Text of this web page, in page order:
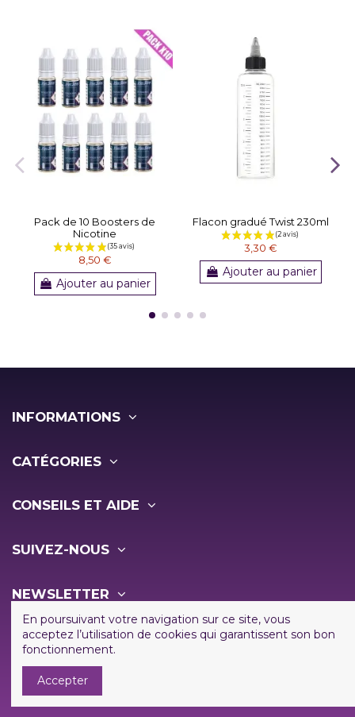
Pack de 10 Boosters de
Nicotine
8,50 €
Ajouter au panier
Flacon gradué Twist 230ml
3,30 €
Ajouter au panier
INFORMATIONS
CATÉGORIES
CONSEILS ET AIDE
SUIVEZ-NOUS
NEWSLETTER
Copyright ©2026 - Vapo Shop - Tous droits réservés
En poursuivant votre navigation sur ce site, vous
acceptez l’utilisation de cookies qui garantissent son bon
fonctionnement.
Accepter